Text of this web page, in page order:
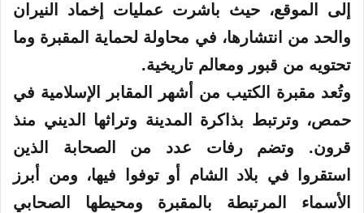
إلى
الموقع، حيث باشرت عمليات إخماد النيران
والحد من انتشارها، في محاولة لحماية المقبرة وما
تحتويه من قبور ومعالم تاريخية.
وتُعد مقبرة الكتيب من أشهر المقابر الإسلامية في
حمص، وترتبط بذاكرة المدينة وتراثها الديني منذ
قرون. وتضم رفات عدد من الصحابة الذين
استقروا في بلاد الشام أو توفوا فيها، ومن أبرز
الأسماء المرتبطة بالمقبرة ومحيطها الصحابي